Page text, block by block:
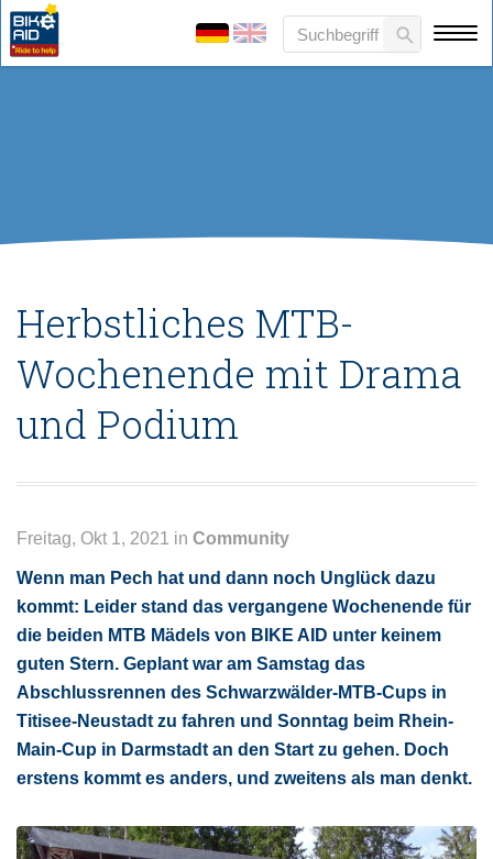
Herbstliches MTB-
Wochenende mit Drama
und Podium
Freitag, Okt 1, 2021 in Community
Wenn man Pech hat und dann noch Unglück dazu
kommt: Leider stand das vergangene Wochenende für
die beiden MTB Mädels von BIKE AID unter keinem
guten Stern. Geplant war am Samstag das
Abschlussrennen des Schwarzwälder-MTB-Cups in
Titisee-Neustadt zu fahren und Sonntag beim Rhein-
Main-Cup in Darmstadt an den Start zu gehen. Doch
erstens kommt es anders, und zweitens als man denkt.